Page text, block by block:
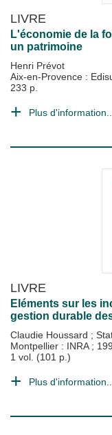
LIVRE
L'économie de la
un patrimoine
Henri Prévot
Aix-en-Provence :
233 p.
Plus d'information...
LIVRE
Eléments sur les
gestion durable
Claudie Houssard ;
Montpellier : INRA ;
1 vol. (101 p.)
Plus d'information...